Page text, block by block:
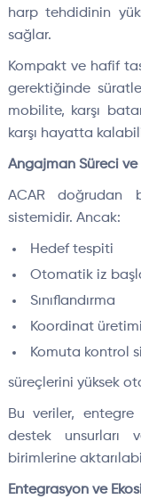
harp tehdidinin
sağlar.
Kompakt ve hafif
gerektiğinde
mobilite, karşı
karşı hayatta
Angajman Süreci ve
ACAR doğrudan
sistemidir. Ancak:
Hedef tespiti
Otomatik iz
Sınıflandırma
Koordinat üretimi
Komuta kontrol
süreçlerini yüksek
Bu veriler,
destek unsurları
birimlerine
Entegrasyon ve